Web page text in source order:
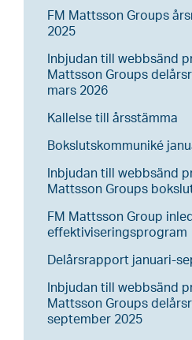
FM Mattsson Groups
2025
Inbjudan till webbsänd
Mattsson Groups
mars 2026
Kallelse till årsstämma
Bokslutskommuniké
Inbjudan till webbsänd
Mattsson Groups
FM Mattsson Group
effektiviseringsprogram
Delårsrapport januari-
Inbjudan till webbsänd
Mattsson Groups
september 2025